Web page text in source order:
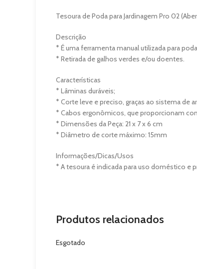
Tesoura de Poda para Jardinagem Pro 02
Descrição
* É uma ferramenta manual utilizada para
* Retirada de galhos verdes e/ou doentes.
Características
* Lâminas duráveis;
* Corte leve e preciso, graças ao sistema de
* Cabos ergonômicos, que proporcionam
* Dimensões da Peça: 21 x 7 x 6 cm
* Diâmetro de corte máximo: 15mm
Informações/Dicas/Usos
* A tesoura é indicada para uso doméstico e
Produtos relacionados
Esgotado